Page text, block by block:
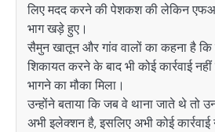
लिए मदद करने की पेशकश की लेकिन
भाग खड़े हुए।
सैमुन खातून और गांव वालों का कहना है कि
शिकायत करने के बाद भी कोई कार्रवाई
भागने का मौका मिला।
उन्होंने बताया कि जब वे थाना जाते थे तो
अभी इलेक्शन है, इसलिए अभी कोई कार्रवाई